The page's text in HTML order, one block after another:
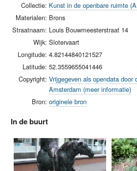
Collectie: Kunst in de openbare ruimte
Materialen: Brons
Straatnaam: Louis Bouwmeesterstraat 14
Wijk: Slotervaart
Longitude: 4.82144840121527
Latitude: 52.3559655041446
Copyright: Vrijgegeven als opendata door
Amsterdam (meer informatie)
Bron: originele bron
In de buurt